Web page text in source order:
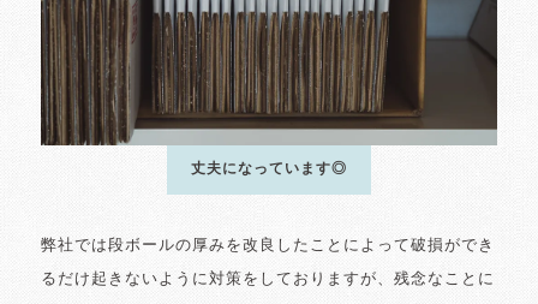
丈夫になっています◎
弊社では段ボールの厚みを改良したことによって破損ができ
るだけ起きないように対策をしておりますが、残念なことに